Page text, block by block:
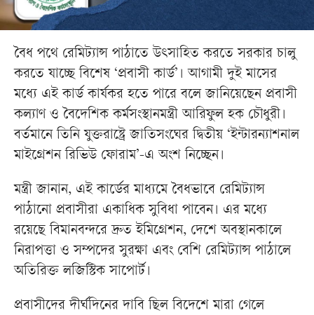
বৈধ পথে রেমিট্যান্স পাঠাতে উৎসাহিত করতে সরকার চালু
করতে যাচ্ছে বিশেষ ‘প্রবাসী কার্ড’। আগামী দুই মাসের
মধ্যে এই কার্ড কার্যকর হতে পারে বলে জানিয়েছেন প্রবাসী
কল্যাণ ও বৈদেশিক কর্মসংস্থানমন্ত্রী আরিফুল হক চৌধুরী।
বর্তমানে তিনি যুক্তরাষ্ট্রে জাতিসংঘের দ্বিতীয় ‘ইন্টারন্যাশনাল
মাইগ্রেশন রিভিউ ফোরাম’-এ অংশ নিচ্ছেন।
মন্ত্রী জানান, এই কার্ডের মাধ্যমে বৈধভাবে রেমিট্যান্স
পাঠানো প্রবাসীরা একাধিক সুবিধা পাবেন। এর মধ্যে
রয়েছে বিমানবন্দরে দ্রুত ইমিগ্রেশন, দেশে অবস্থানকালে
নিরাপত্তা ও সম্পদের সুরক্ষা এবং বেশি রেমিট্যান্স পাঠালে
অতিরিক্ত লজিস্টিক সাপোর্ট।
প্রবাসীদের দীর্ঘদিনের দাবি ছিল বিদেশে মারা গেলে